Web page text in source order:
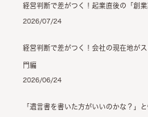
経営判断で差がつく！起業直後の「創
2026/07/24
経営判断で差がつく！会社の現在地が
門編
2026/06/24
「遺言書を書いた方がいいのかな？」